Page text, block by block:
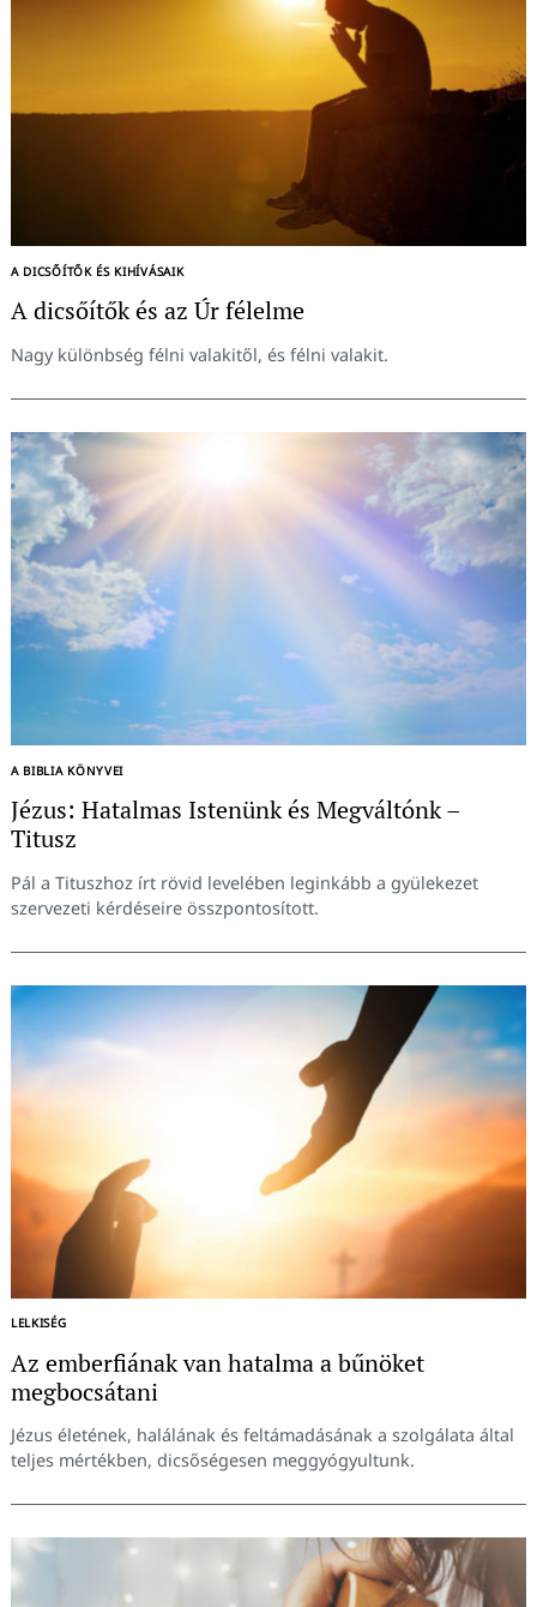
A DICSŐÍTŐK ÉS KIHÍVÁSAIK
A dicsőítők és az Úr félelme
Nagy különbség félni valakitől, és félni valakit.
A BIBLIA KÖNYVEI
Jézus: Hatalmas Istenünk és Megváltónk –
Titusz
Pál a Tituszhoz írt rövid levelében leginkább a gyülekezet
szervezeti kérdéseire összpontosított.
LELKISÉG
Az emberfiának van hatalma a bűnöket
megbocsátani
Jézus életének, halálának és feltámadásának a szolgálata által
teljes mértékben, dicsőségesen meggyógyultunk.